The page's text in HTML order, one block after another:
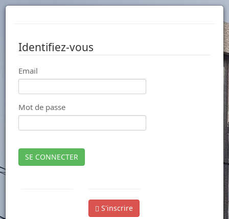
Identifiez-vous
Email
Mot de passe
SE CONNECTER
S'inscrire